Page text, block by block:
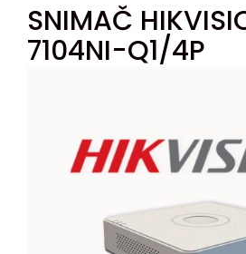
SNIMAČ
7104NI-Q1/4P